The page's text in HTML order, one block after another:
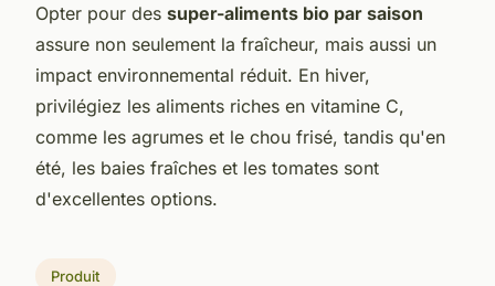
Opter pour des super-aliments bio par saison
assure non seulement la fraîcheur, mais aussi un
impact environnemental réduit. En hiver,
privilégiez les aliments riches en vitamine C,
comme les agrumes et le chou frisé, tandis qu'en
été, les baies fraîches et les tomates sont
d'excellentes options.
Produit